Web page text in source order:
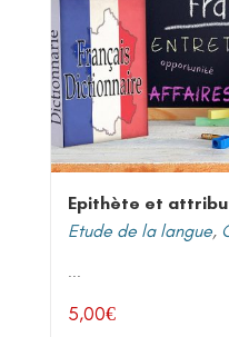
Epithète et
Etude de la langue,
...
5,00€